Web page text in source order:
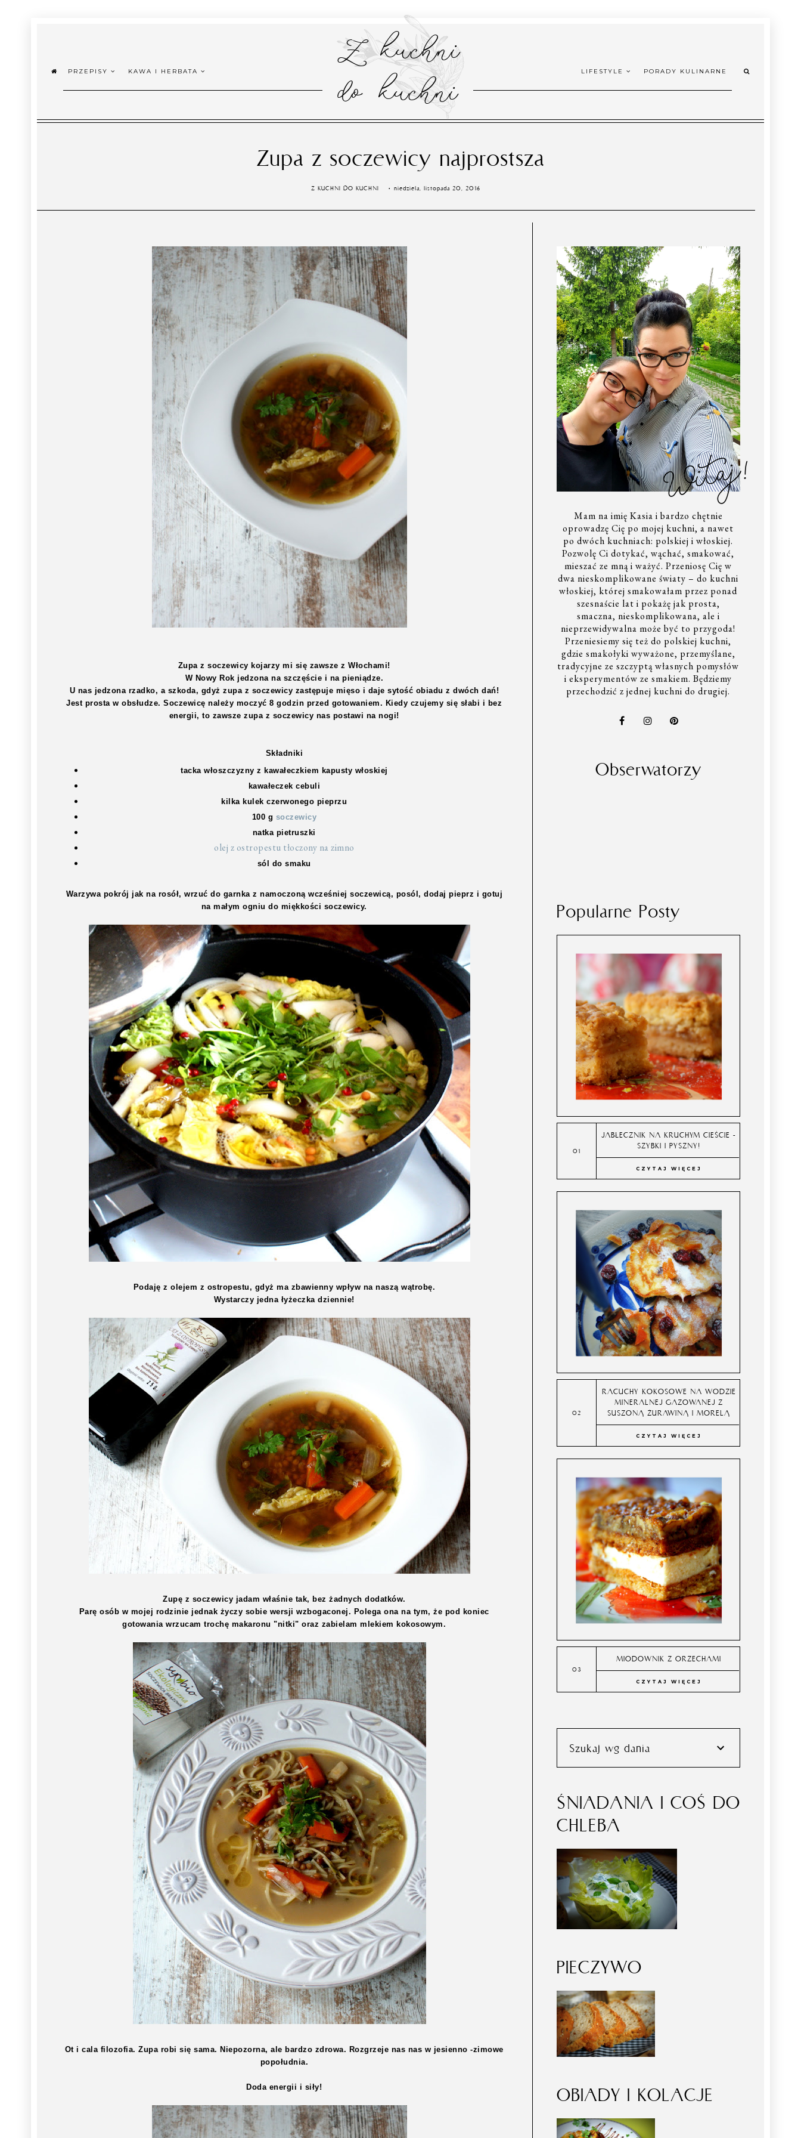
PRZEPISY KAWA I HERBATA
Z kuchni
do kuchni
LIFESTYLE PORADY KULINARNE
Zupa z soczewicy najprostsza
Z KUCHNI DO KUCHNI niedziela, listopada 20, 2016
Zupa z soczewicy kojarzy mi się zawsze z Włochami!
W Nowy Rok jedzona na szczęście i na pieniądze.
U nas jedzona rzadko, a szkoda, gdyż zupa z soczewicy zastępuje mięso i daje sytość obiadu z dwóch dań!
Jest prosta w obsłudze. Soczewicę należy moczyć 8 godzin przed gotowaniem. Kiedy czujemy się słabi i bez
energii, to zawsze zupa z soczewicy nas postawi na nogi!
Składniki
tacka włoszczyzny z kawałeczkiem kapusty włoskiej
kawałeczek cebuli
kilka kulek czerwonego pieprzu
100 g soczewicy
natka pietruszki
olej z ostropestu tłoczony na zimno
sól do smaku
Warzywa pokrój jak na rosół, wrzuć do garnka z namoczoną wcześniej soczewicą, posól, dodaj pieprz i gotuj
na małym ogniu do miękkości soczewicy.
Podaję z olejem z ostropestu, gdyż ma zbawienny wpływ na naszą wątrobę.
Wystarczy jedna łyżeczka dziennie!
Zupę z soczewicy jadam właśnie tak, bez żadnych dodatków.
Parę osób w mojej rodzinie jednak życzy sobie wersji wzbogaconej. Polega ona na tym, że pod koniec
gotowania wrzucam trochę makaronu "nitki" oraz zabielam mlekiem kokosowym.
Ot i cala filozofia. Zupa robi się sama. Niepozorna, ale bardzo zdrowa. Rozgrzeje nas nas w jesienno -zimowe
popołudnia.
Doda energii i siły!
Witaj!
Mam na imię Kasia i bardzo chętnie
oprowadzę Cię po mojej kuchni, a nawet
po dwóch kuchniach: polskiej i włoskiej.
Pozwolę Ci dotykać, wąchać, smakować,
mieszać ze mną i ważyć. Przeniosę Cię w
dwa nieskomplikowane światy – do kuchni
włoskiej, której smakowałam przez ponad
szesnaście lat i pokażę jak prosta,
smaczna, nieskomplikowana, ale i
nieprzewidywalna może być to przygoda!
Przeniesiemy się też do polskiej kuchni,
gdzie smakołyki wyważone, przemyślane,
tradycyjne ze szczyptą własnych pomysłów
i eksperymentów ze smakiem. Będziemy
przechodzić z jednej kuchni do drugiej.
Obserwatorzy
Popularne Posty
JABŁECZNIK NA KRUCHYM CIEŚCIE -
SZYBKI I PYSZNY!
CZYTAJ WIĘCEJ
RACUCHY KOKOSOWE NA WODZIE
MINERALNEJ GAZOWANEJ Z
SUSZONĄ ŻURAWINĄ I MORELĄ
CZYTAJ WIĘCEJ
MIODOWNIK Z ORZECHAMI
CZYTAJ WIĘCEJ
Szukaj wg dania
ŚNIADANIA I COŚ DO
CHLEBA
PIECZYWO
OBIADY I KOLACJE